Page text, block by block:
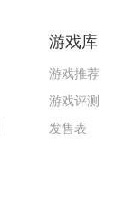
游戏库
游戏推荐
游戏评测
发售表